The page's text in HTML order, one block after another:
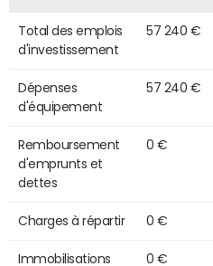
Total des emplois
d'investissement
57 240 €
Dépenses
d'équipement
57 240 €
Remboursement
d'emprunts et
dettes
0 €
Charges à répartir 0 €
Immobilisations
0 €